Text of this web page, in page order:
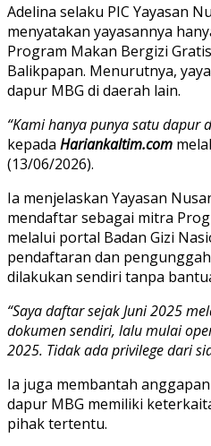
Adelina selaku PIC Yayasan
menyatakan yayasannya
Program Makan Bergizi
Balikpapan. Menurutnya,
dapur MBG di daerah lain.
“Kami hanya punya satu dapur
kepada Hariankaltim.com
(13/06/2026).
Ia menjelaskan Yayasan
mendaftar sebagai mitra
melalui portal Badan Gizi
pendaftaran dan
dilakukan sendiri tanpa
“Saya daftar sejak Juni 2025
dokumen sendiri, lalu mulai
2025. Tidak ada privilege dari
Ia juga membantah
dapur MBG memiliki
pihak tertentu.